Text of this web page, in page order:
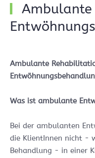
Ambulante
Ambulante
Was ist ambulante
Bei der ambulanten
die KlientInnen nicht -
Behandlung - in einer